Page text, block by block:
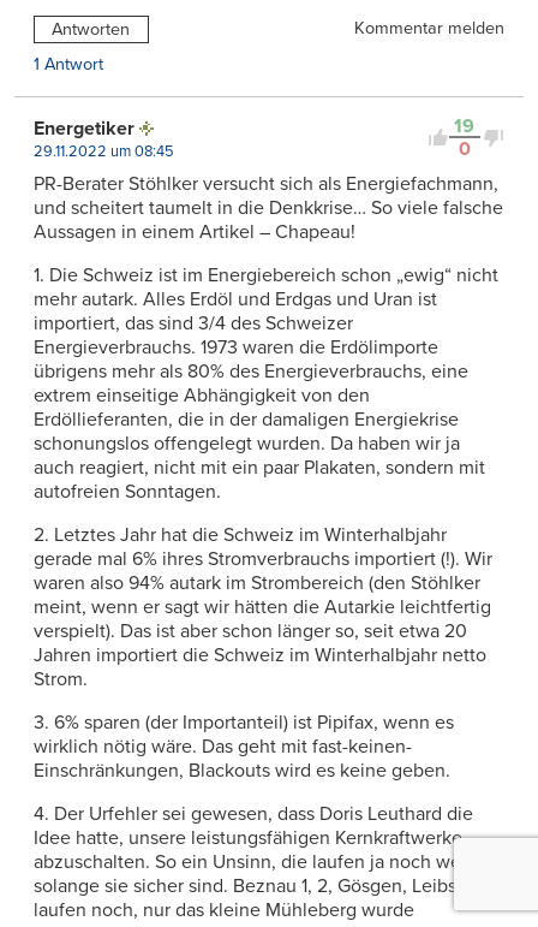
Antworten
Kommentar melden
1 Antwort
19
0
Energetiker
29.11.2022 um 08:45
PR-Berater Stöhlker versucht sich als Energiefachmann,
und scheitert taumelt in die Denkkrise… So viele falsche
Aussagen in einem Artikel – Chapeau!
1. Die Schweiz ist im Energiebereich schon „ewig“ nicht
mehr autark. Alles Erdöl und Erdgas und Uran ist
importiert, das sind 3/4 des Schweizer
Energieverbrauchs. 1973 waren die Erdölimporte
übrigens mehr als 80% des Energieverbrauchs, eine
extrem einseitige Abhängigkeit von den
Erdöllieferanten, die in der damaligen Energiekrise
schonungslos offengelegt wurden. Da haben wir ja
auch reagiert, nicht mit ein paar Plakaten, sondern mit
autofreien Sonntagen.
2. Letztes Jahr hat die Schweiz im Winterhalbjahr
gerade mal 6% ihres Stromverbrauchs importiert (!). Wir
waren also 94% autark im Strombereich (den Stöhlker
meint, wenn er sagt wir hätten die Autarkie leichtfertig
verspielt). Das ist aber schon länger so, seit etwa 20
Jahren importiert die Schweiz im Winterhalbjahr netto
Strom.
3. 6% sparen (der Importanteil) ist Pipifax, wenn es
wirklich nötig wäre. Das geht mit fast-keinen-
Einschränkungen, Blackouts wird es keine geben.
4. Der Urfehler sei gewesen, dass Doris Leuthard die
Idee hatte, unsere leistungsfähigen Kernkraftwerke
abzuschalten. So ein Unsinn, die laufen ja noch weiter
solange sie sicher sind. Beznau 1, 2, Gösgen, Leibstadt
laufen noch, nur das kleine Mühleberg wurde